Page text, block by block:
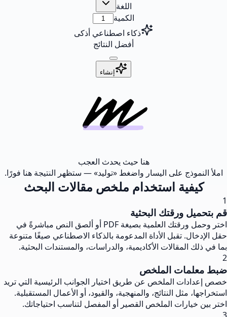
اللغة
الكمية
ذكاء اصطناعي أذكى
أفضل النتائج
إنشاء
هنا حيث يحدث العجب
املأ النموذج على اليسار واضغط «توليد» — ستظهر النتيجة هنا فورًا.
كيفية استخدام ملخص مقالات البحث
1
قم بتحميل ورقتك البحثية
اختر وحمل ورقتك العلمية بصيغة PDF أو ألصق النص مباشرةً في
حقل الإدخال. تقبل الأداة المدعومة بالذكاء الاصطناعي صيغًا متنوعة
بما في ذلك المقالات الأكاديمية، والدراسات، والمستندات البحثية.
2
ضبط معلمات الملخص
خصص إعدادات الملخص عن طريق اختيار الجوانب الرئيسية التي تريد
استخراجها، مثل النتائج، والمنهجية، والقيود، أو الأعمال المستقبلية.
اختر بين خيارات الملخص القصير أو المفصل لتناسب احتياجاتك.